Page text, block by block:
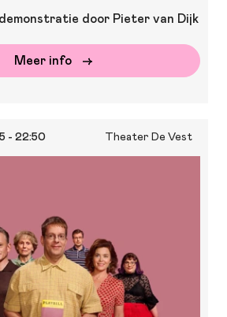
door Pieter van Dijk
Meer info
- 22:50 Theater De Vest